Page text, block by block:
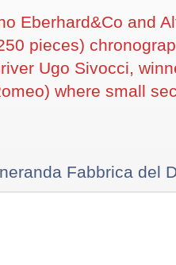
Eberhard&Co and
pieces)
Ugo Sivocci,
where small
Fabbrica del